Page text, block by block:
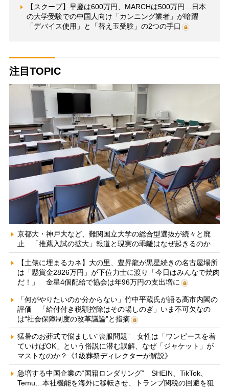
【スクープ】早慶は600万円、MARCHは500万円…日本
の大学受験での中国人向け「カンニング業者」が暗躍
「デバイス使用」と「替え玉受験」の2つの手口
注目TOPIC
京都大・神戸大など、難関国立大学の総合型選抜が続々と廃
止 「推薦入試の拡大」報道と現実の乖離はなぜ起きるのか
【土俵に埋まるカネ】大の里、豊昇龍が黒星続きの名古屋場所
は「懸賞金2826万円」が下位力士に渡り「今日はみんなで焼肉
だ！」 金星4個配給で協会は年96万円の支出増に
「何がやりたいのか分からない」竹中平蔵氏が語る高市内閣の
評価 「給付付き税額控除はその場しのぎ」いま不可欠なの
は“社会保障制度の改革議論”と指摘
猛暑のお葬式で悩ましい“喪服問題” 女性は「ワンピースを着
ていけばOK」という俗説に潜む誤解、なぜ「ジャケット」が
マストなのか？《1級葬祭ディレクターが解説》
急増する中国企業の“国籍ロンダリング” SHEIN、TikTok、
Temu…本社機能を海外に移転させ、トランプ関税の回避を狙